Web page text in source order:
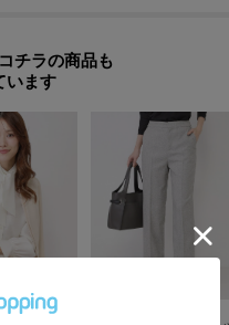
チラの商品も
います